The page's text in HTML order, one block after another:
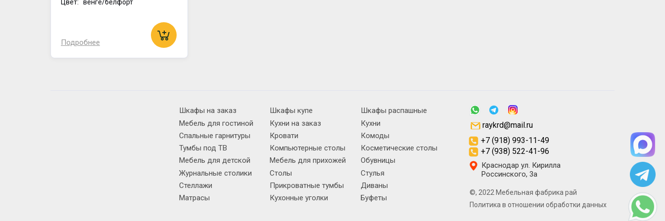
Цвет: венге/белфорт
Подробнее
©, 2022 Мебельная фабрика рай
Политика в отношении обработки данных
Краснодар ул. Кирилла
Россинского, 3а
Шкафы на заказ Шкафы купе
Шкафы распашные
Мебель для гостиной
Кухни на заказ
Кухни
Спальные гарнитуры
Кровати
Комоды
Тумбы под ТВ
Компьютерные столы
Косметические столы
Мебель для детской
Мебель для прихожей
Обувницы
Журнальные столики
Столы
Стулья
Стеллажи
Прикроватные тумбы
Диваны
Матрасы
Кухонные уголки Буфеты
+7 (918) 993-11-49
+7 (938) 522-41-96
raykrd@mail.ru